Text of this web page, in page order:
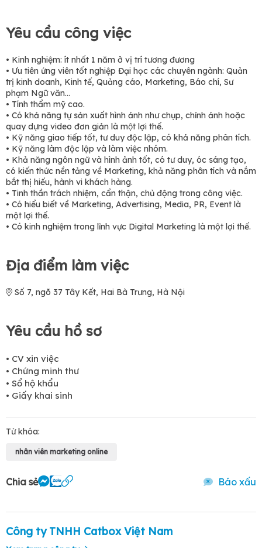
Yêu cầu công việc
• Kinh nghiệm: ít nhất 1 năm ở vị trí tương đương
• Ưu tiên ứng viên tốt nghiệp Đại học các chuyên ngành: Quản
trị kinh doanh, Kinh tế, Quảng cáo, Marketing, Báo chí, Sư
phạm Ngữ văn…
• Tính thẩm mỹ cao.
• Có khả năng tự sản xuất hình ảnh như chụp, chỉnh ảnh hoặc
quay dựng video đơn giản là một lợi thế.
• Kỹ năng giao tiếp tốt, tư duy độc lập, có khả năng phân tích.
• Kỹ năng làm độc lập và làm việc nhóm.
• Khả năng ngôn ngữ và hình ảnh tốt, có tư duy, óc sáng tạo,
có kiến thức nền tảng về Marketing, khả năng phân tích và nắm
bắt thị hiếu, hành vi khách hàng.
• Tinh thần trách nhiệm, cẩn thận, chủ động trong công việc.
• Có hiểu biết về Marketing, Advertising, Media, PR, Event là
một lợi thế.
• Có kinh nghiệm trong lĩnh vực Digital Marketing là một lợi thế.
Địa điểm làm việc
Số 7, ngõ 37 Tây Kết, Hai Bà Trưng, Hà Nội
Yêu cầu hồ sơ
• CV xin việc
• Chứng minh thư
• Sổ hộ khẩu
• Giấy khai sinh
Từ khóa:
nhân viên marketing online
Chia sẻ Báo xấu
Công ty TNHH Catbox Việt Nam